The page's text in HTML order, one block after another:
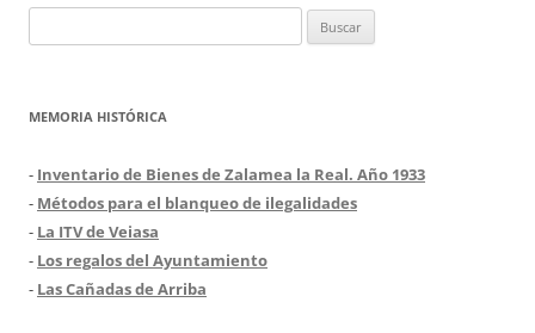
MEMORIA HISTÓRICA
- Inventario de Bienes de Zalamea la Real. Año 1933
- Métodos para el blanqueo de ilegalidades
- La ITV de Veiasa
- Los regalos del Ayuntamiento
- Las Cañadas de Arriba